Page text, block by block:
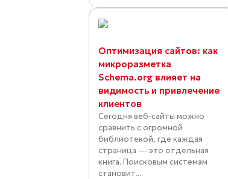
Оптимизация сайтов: как
микроразметка
Schema.org влияет на
видимость и привлечение
клиентов
Сегодня веб-сайты можно
сравнить с огромной
библиотекой, где каждая
страница --- это отдельная
книга. Поисковым системам
становит...